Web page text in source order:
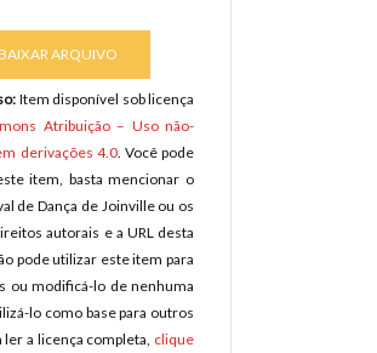
ARQUIVO
Item disponível sob licença
Atribuição – Uso não-
derivações 4.0. Você pode
item, basta mencionar o
de Dança de Joinville ou os
autorais e a URL desta
pode utilizar este item para
ou modificá-lo de nenhuma
lo como base para outros
ler a licença completa, clique